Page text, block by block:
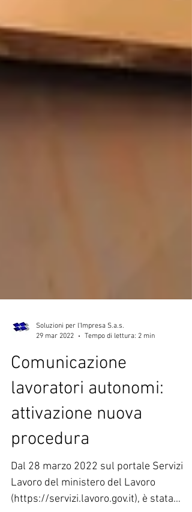
29 mar 2022
Tempo di lettura: 2 min
Comunicazione
lavoratori autonomi:
attivazione nuova
procedura
Dal 28 marzo 2022 sul portale Servizi